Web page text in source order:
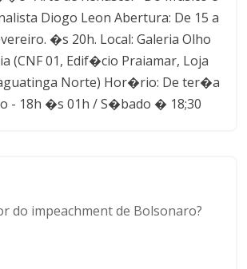
Diogo Leon Abertura: De 15 a
�s 20h. Local: Galeria Olho
(CNF 01, Edif�cio Praiamar, Loja
Norte) Hor�rio: De ter�a
- 18h �s 01h / S�bado � 18;30
do impeachment de Bolsonaro?